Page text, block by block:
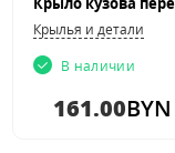
Крылья и детали
В наличии
161.00BYN